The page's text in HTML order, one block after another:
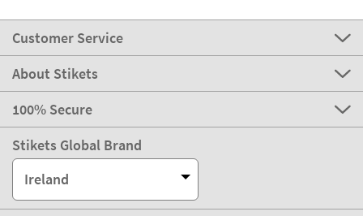
Customer Service
About Stikets
100% Secure
Stikets Global Brand
Ireland